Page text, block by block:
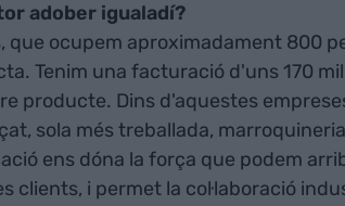
adober igualadí?
ocupem aproximadament 800
Tenim una facturació d'uns 170
producte. Dins d'aquestes
sola més treballada,
ens dóna la força que podem
clients, i permet la col·laboració